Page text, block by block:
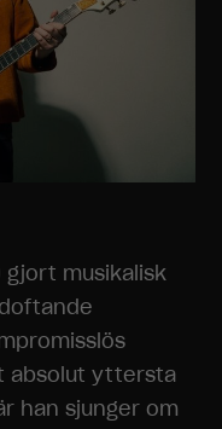
gjort musikalisk
absolut yttersta
han sjunger om